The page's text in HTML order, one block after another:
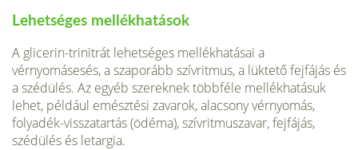
Lehetséges mellékhatások
A glicerin-trinitrát lehetséges mellékhatásai a
vérnyomásesés, a szaporább szívritmus, a lüktető fejfájás és
a szédülés. Az egyéb szereknek többféle mellékhatásuk
lehet, például emésztési zavarok, alacsony vérnyomás,
folyadék-visszatartás (ödéma), szívritmuszavar, fejfájás,
szédülés és letargia.